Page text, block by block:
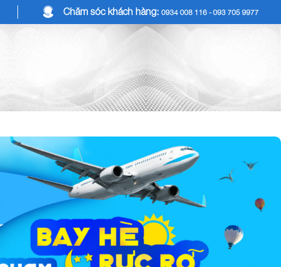
Chăm sóc khách hàng: 0934 008 116 - 093 705 9977